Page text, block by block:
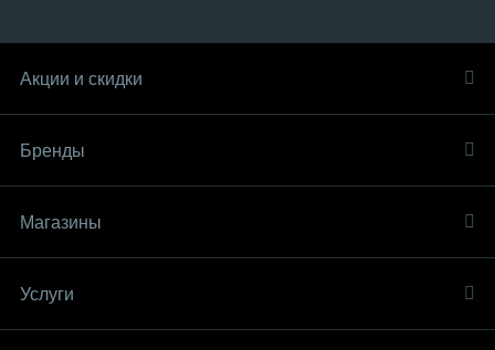
Акции и скидки
Бренды
Магазины
Услуги